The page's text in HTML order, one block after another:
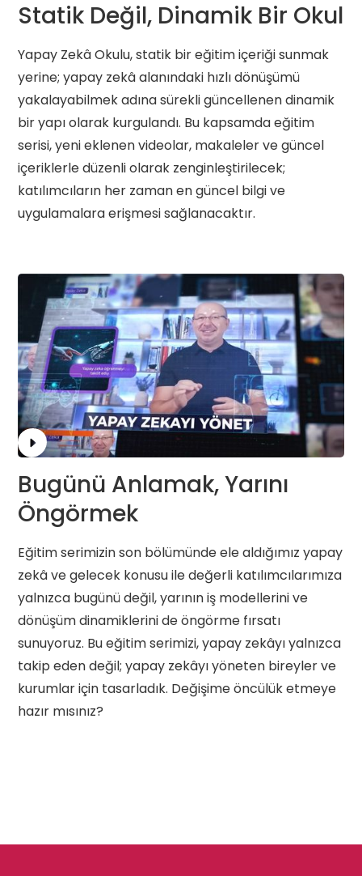
Statik Değil, Dinamik Bir Okul
Yapay Zekâ Okulu, statik bir eğitim içeriği sunmak
yerine; yapay zekâ alanındaki hızlı dönüşümü
yakalayabilmek adına sürekli güncellenen dinamik
bir yapı olarak kurgulandı. Bu kapsamda eğitim
serisi, yeni eklenen videolar, makaleler ve güncel
içeriklerle düzenli olarak zenginleştirilecek;
katılımcıların her zaman en güncel bilgi ve
uygulamalara erişmesi sağlanacaktır.
Bugünü Anlamak, Yarını
Öngörmek
Eğitim serimizin son bölümünde ele aldığımız yapay
zekâ ve gelecek konusu ile değerli katılımcılarımıza
yalnızca bugünü değil, yarının iş modellerini ve
dönüşüm dinamiklerini de öngörme fırsatı
sunuyoruz. Bu eğitim serimizi, yapay zekâyı yalnızca
takip eden değil; yapay zekâyı yöneten bireyler ve
kurumlar için tasarladık. Değişime öncülük etmeye
hazır mısınız?